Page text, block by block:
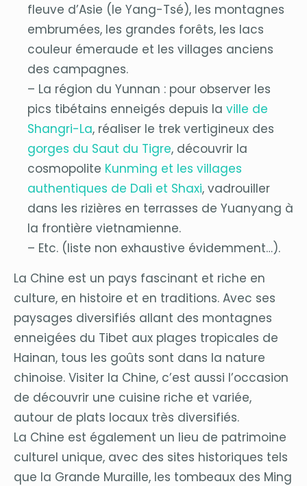
fleuve d’Asie (le Yang-Tsé), les montagnes
embrumées, les grandes forêts, les lacs
couleur émeraude et les villages anciens
des campagnes.
– La région du Yunnan : pour observer les
pics tibétains enneigés depuis la ville de
Shangri-La, réaliser le trek vertigineux des
gorges du Saut du Tigre, découvrir la
cosmopolite Kunming et les villages
authentiques de Dali et Shaxi, vadrouiller
dans les rizières en terrasses de Yuanyang à
la frontière vietnamienne.
– Etc. (liste non exhaustive évidemment…).
La Chine est un pays fascinant et riche en
culture, en histoire et en traditions. Avec ses
paysages diversifiés allant des montagnes
enneigées du Tibet aux plages tropicales de
Hainan, tous les goûts sont dans la nature
chinoise. Visiter la Chine, c’est aussi l’occasion
de découvrir une cuisine riche et variée,
autour de plats locaux très diversifiés.
La Chine est également un lieu de patrimoine
culturel unique, avec des sites historiques tels
que la Grande Muraille, les tombeaux des Ming